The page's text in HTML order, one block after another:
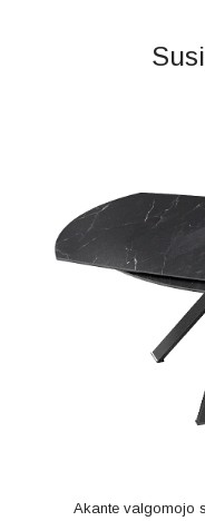
Akante valgomojo